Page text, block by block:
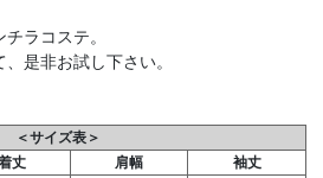
ラコステ。
是非お試し下さい。
＜サイズ表＞
丈 肩幅
袖丈